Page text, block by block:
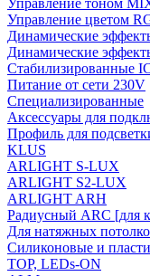
Управление тоном
Управление цветом
Динамические
Динамические
Стабилизированные
Питание от сети 230V
Специализированные
Аксессуары для
Профиль для
KLUS
ARLIGHT S-LUX
ARLIGHT S2-LUX
ARLIGHT ARH
Радиусный ARC [для
Для натяжных
Силиконовые и
TOP, LEDs-ON